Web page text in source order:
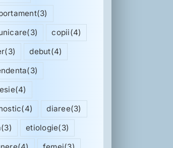
(3)
(3) copii(4)
(3) debut(4)
(3)
(4)
(4) diaree(3)
(3) etiologie(3)